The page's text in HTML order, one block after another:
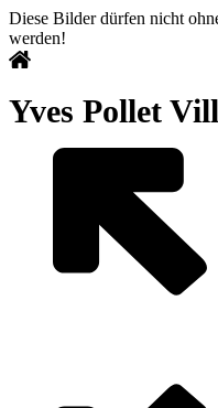
Diese Bilder dürfen nicht
werden!
Yves Pollet